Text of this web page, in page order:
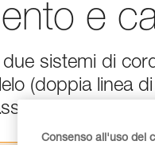
e
sistemi di
(doppia linea
Consenso all'uso dei